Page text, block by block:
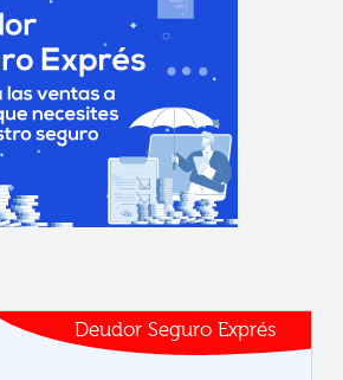
Deudor Seguro Exprés